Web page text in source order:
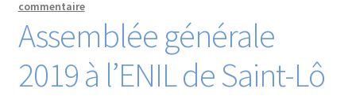
Confirm Subscription
Distanciel
commentaire
Assemblée générale
2019 à l’ENIL de Saint-Lô